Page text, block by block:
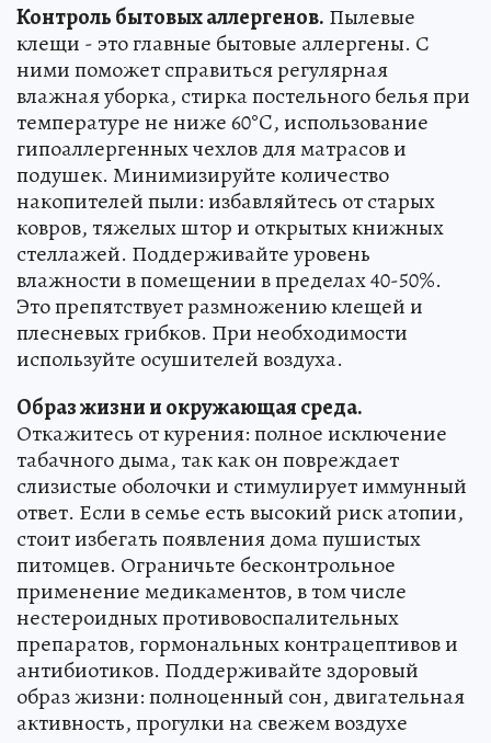
Контроль бытовых аллергенов. Пылевые
клещи - это главные бытовые аллергены. С
ними поможет справиться регулярная
влажная уборка, стирка постельного белья при
температуре не ниже 60°C, использование
гипоаллергенных чехлов для матрасов и
подушек. Минимизируйте количество
накопителей пыли: избавляйтесь от старых
ковров, тяжелых штор и открытых книжных
стеллажей. Поддерживайте уровень
влажности в помещении в пределах 40-50%.
Это препятствует размножению клещей и
плесневых грибков. При необходимости
используйте осушителей воздуха.
Образ жизни и окружающая среда.
Откажитесь от курения: полное исключение
табачного дыма, так как он повреждает
слизистые оболочки и стимулирует иммунный
ответ. Если в семье есть высокий риск атопии,
стоит избегать появления дома пушистых
питомцев. Ограничьте бесконтрольное
применение медикаментов, в том числе
нестероидных противовоспалительных
препаратов, гормональных контрацептивов и
антибиотиков. Поддерживайте здоровый
образ жизни: полноценный сон, двигательная
активность, прогулки на свежем воздухе